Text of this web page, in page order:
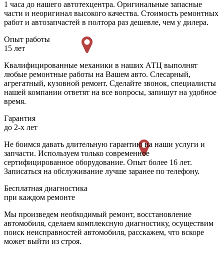
1 часа до нашего автотехцентра. Оригинальные запасные
части и неоригинал высокого качества. Стоимость ремонтных
работ и автозапчастей в полтора раз дешевле, чем у дилера.
Опыт работы
15 лет
Квалифицированные механики в наших АТЦ выполнят
любые ремонтные работы на Вашем авто. Слесарный,
агрегатный, кузовной ремонт. Сделайте звонок, специалисты
нашей компании ответят на все вопросы, запишут на удобное
время.
Гарантия
до 2-х лет
Не боимся давать длительную гарантию на наши услуги и
запчасти. Используем только современное
сертифицированное оборудование. Опыт более 16 лет.
Записаться на обслуживание лучше заранее по телефону.
Бесплатная диагностика
при каждом ремонте
Мы произведем необходимый ремонт, восстановление
автомобиля, сделаем комплексную диагностику, осуществим
поиск неисправностей автомобиля, расскажем, что вскоре
может выйти из строя.